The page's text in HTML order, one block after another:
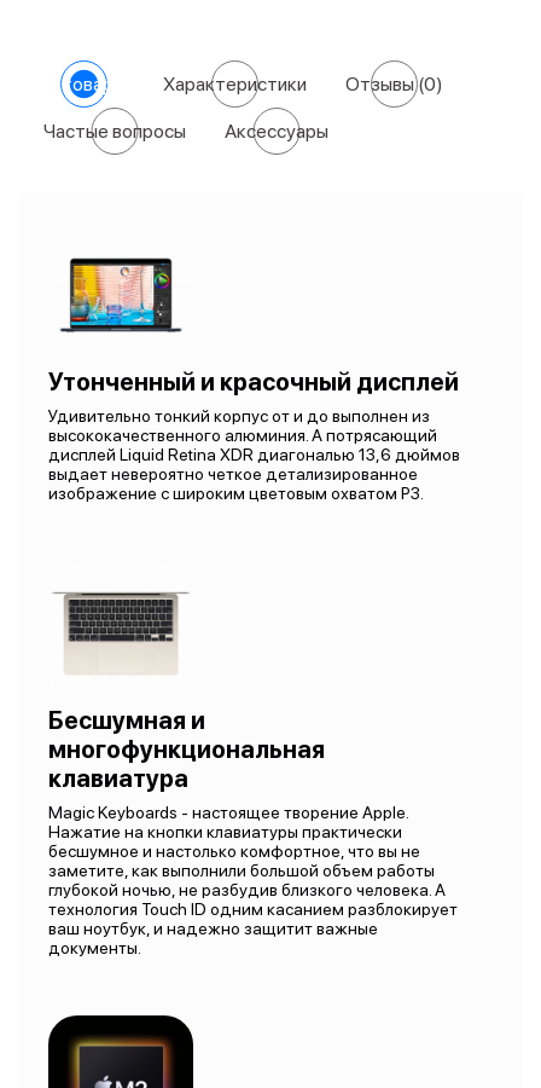
О товаре Характеристики Отзывы(0)
Частые вопросы Аксессуары
Утонченный и красочный дисплей
Удивительно тонкий корпус от и до выполнен из
высококачественного алюминия. А потрясающий
дисплей Liquid Retina XDR диагональю 13,6 дюймов
выдает невероятно четкое детализированное
изображение с широким цветовым охватом P3.
Бесшумная и
многофункциональная
клавиатура
Magic Keyboards - настоящее творение Apple.
Нажатие на кнопки клавиатуры практически
бесшумное и настолько комфортное, что вы не
заметите, как выполнили большой объем работы
глубокой ночью, не разбудив близкого человека. А
технология Touch ID одним касанием разблокирует
ваш ноутбук, и надежно защитит важные
документы.